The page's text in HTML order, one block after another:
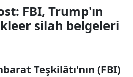
FBI, Trump'ın
silah belgeleri
Teşkilâtı'nın (FBI)